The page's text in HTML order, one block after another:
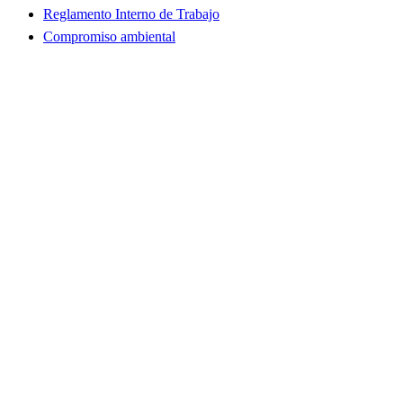
Reglamento Interno de Trabajo
Compromiso ambiental